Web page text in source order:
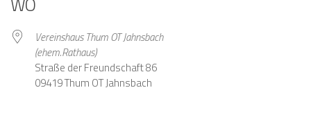
Vereinshaus Thum OT Jahnsbach
(ehem.Rathaus)
Straße der Freundschaft 86
09419 Thum OT Jahnsbach